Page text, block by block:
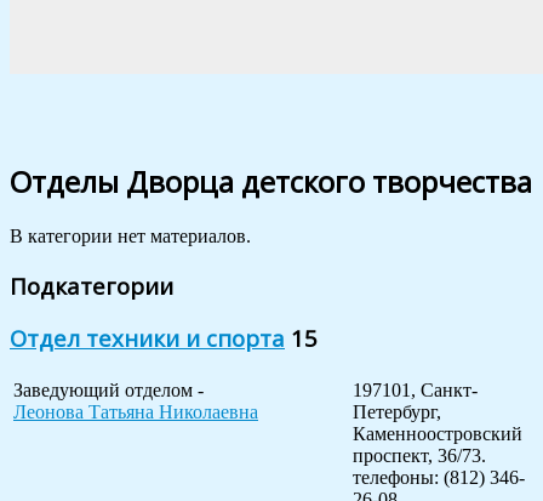
Отделы Дворца детского творчества
В категории нет материалов.
Подкатегории
Отдел техники и спорта 15
Заведующий отделом -
Леонова Татьяна Николаевна
197101, Санкт-
Петербург,
Каменноостровский
проспект, 36/73.
телефоны: (812) 346-